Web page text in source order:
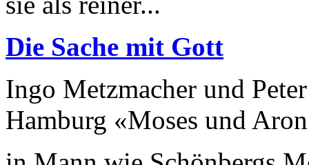
Die Sache mit Gott
Ingo Metzmacher und
Hamburg «Moses und